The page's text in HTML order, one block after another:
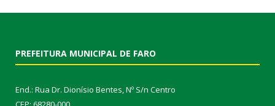
PREFEITURA MUNICIPAL DE FARO
End.: Rua Dr. Dionísio Bentes, Nº S/n Centro